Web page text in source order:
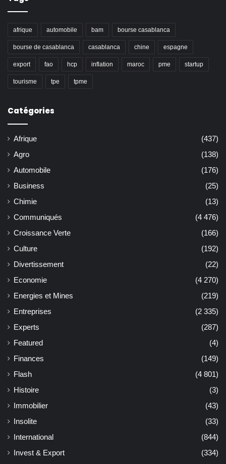
afrique automobile bam bourse casablanca
bourse de casablanca casablanca chine espagne
export fao hcp inflation maroc pme startup
tourisme tpe tpme
Catégories
Afrique
(437)
Agro
(138)
Automobile
(176)
Business
(25)
Chimie
(13)
Communiqués
(4 476)
Croissance Verte
(166)
Culture
(192)
Divertissement
(22)
Economie
(4 270)
Energies et Mines
(219)
Entreprises
(2 335)
Experts
(287)
Featured
(4)
Finances
(149)
Flash
(4 801)
Histoire
(3)
Immobilier
(43)
Insolite
(33)
International
(844)
Invest & Export
(334)